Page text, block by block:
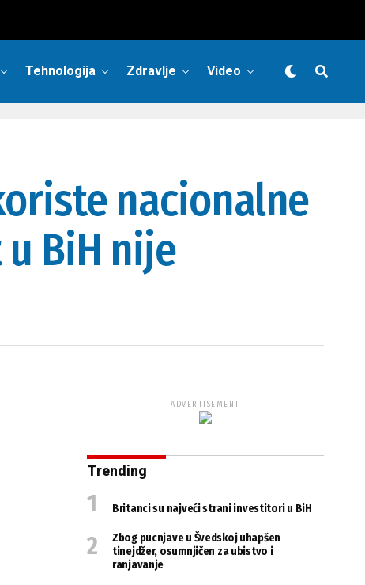
Tehnologija Zdravlje Video
nacionalne
BiH nije
ADVERTISEMENT
Trending
Britanci su najveći strani investitori u BiH
Zbog pucnjave u Švedskoj uhapšen
tinejdžer, osumnjičen za ubistvo i
ranjavanje